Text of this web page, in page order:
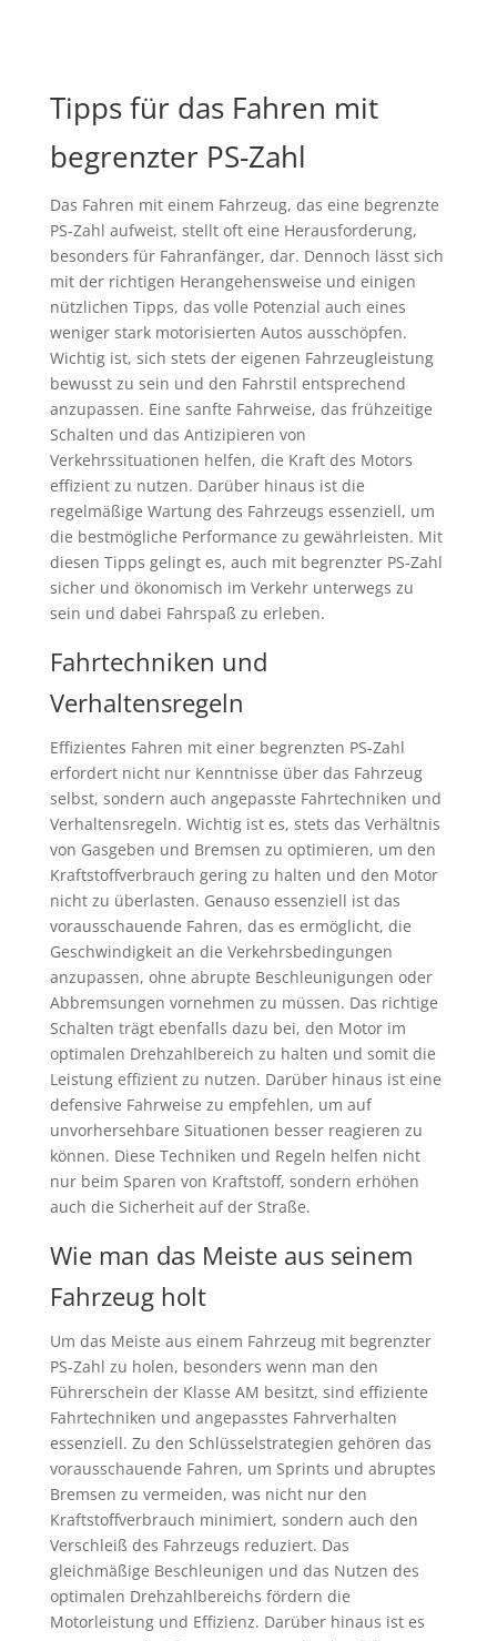
Tipps für das Fahren mit
begrenzter PS-Zahl
Das Fahren mit einem Fahrzeug, das eine begrenzte
PS-Zahl aufweist, stellt oft eine Herausforderung,
besonders für Fahranfänger, dar. Dennoch lässt sich
mit der richtigen Herangehensweise und einigen
nützlichen Tipps, das volle Potenzial auch eines
weniger stark motorisierten Autos ausschöpfen.
Wichtig ist, sich stets der eigenen Fahrzeugleistung
bewusst zu sein und den Fahrstil entsprechend
anzupassen. Eine sanfte Fahrweise, das frühzeitige
Schalten und das Antizipieren von
Verkehrssituationen helfen, die Kraft des Motors
effizient zu nutzen. Darüber hinaus ist die
regelmäßige Wartung des Fahrzeugs essenziell, um
die bestmögliche Performance zu gewährleisten. Mit
diesen Tipps gelingt es, auch mit begrenzter PS-Zahl
sicher und ökonomisch im Verkehr unterwegs zu
sein und dabei Fahrspaß zu erleben.
Fahrtechniken und
Verhaltensregeln
Effizientes Fahren mit einer begrenzten PS-Zahl
erfordert nicht nur Kenntnisse über das Fahrzeug
selbst, sondern auch angepasste Fahrtechniken und
Verhaltensregeln. Wichtig ist es, stets das Verhältnis
von Gasgeben und Bremsen zu optimieren, um den
Kraftstoffverbrauch gering zu halten und den Motor
nicht zu überlasten. Genauso essenziell ist das
vorausschauende Fahren, das es ermöglicht, die
Geschwindigkeit an die Verkehrsbedingungen
anzupassen, ohne abrupte Beschleunigungen oder
Abbremsungen vornehmen zu müssen. Das richtige
Schalten trägt ebenfalls dazu bei, den Motor im
optimalen Drehzahlbereich zu halten und somit die
Leistung effizient zu nutzen. Darüber hinaus ist eine
defensive Fahrweise zu empfehlen, um auf
unvorhersehbare Situationen besser reagieren zu
können. Diese Techniken und Regeln helfen nicht
nur beim Sparen von Kraftstoff, sondern erhöhen
auch die Sicherheit auf der Straße.
Wie man das Meiste aus seinem
Fahrzeug holt
Um das Meiste aus einem Fahrzeug mit begrenzter
PS-Zahl zu holen, besonders wenn man den
Führerschein der Klasse AM besitzt, sind effiziente
Fahrtechniken und angepasstes Fahrverhalten
essenziell. Zu den Schlüsselstrategien gehören das
vorausschauende Fahren, um Sprints und abruptes
Bremsen zu vermeiden, was nicht nur den
Kraftstoffverbrauch minimiert, sondern auch den
Verschleiß des Fahrzeugs reduziert. Das
gleichmäßige Beschleunigen und das Nutzen des
optimalen Drehzahlbereichs fördern die
Motorleistung und Effizienz. Darüber hinaus ist es